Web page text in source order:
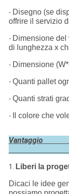
- Disegno (se
offrire il servizio
- Dimensione del
di lunghezza x
- Dimensione
- Quanti pallet
- Quanti strati
- Il colore che
1. Liberi la
Dicaci le idee